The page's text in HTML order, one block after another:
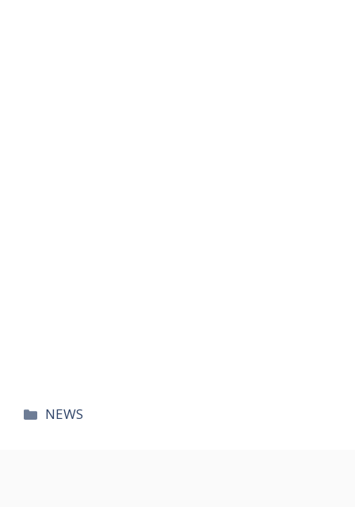
카
NEWS